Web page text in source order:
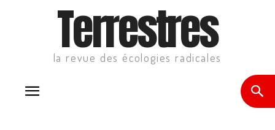
Terrestres
la revue des écologies radicales